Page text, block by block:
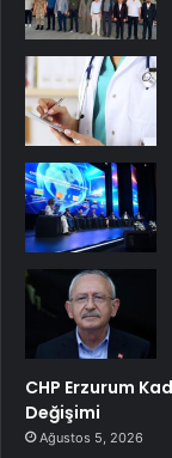
CHP Erzurum
Değişimi
Ağustos 5, 2026